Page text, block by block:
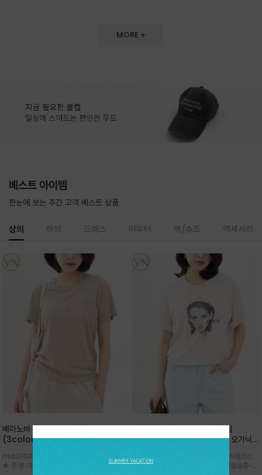
MORE +
베스트 아이템
한눈에 보는 주간 고객 베스트 상품
베라노바 심플 VN13 코튼탑
(3color)*썸머 바이오 강연/ 스판 너
더더기 없이 깔끔한 무드가 매력적인
VN13 코튼 티셔츠
md강력추천 2026 신상품 ★한정 대박 세일
★ 주.문.대.폭.주 - 전컬러 인기~순차발송중
베라노바 어반 우먼 강연 코튼탑
(2color) *한여름 내내 입는 오가닉
워크 (Line Work) & 스케치/감각적
인 아트워크 프린트가 시선을 끄는 루즈
md강력추천 2026 신상품 ★대박 득템찬스
~~ 주.문.대.폭.주 - 전컬러 인기~순차발송중~★
상의 하의 드레스 아우터 백/슈즈 액세서리